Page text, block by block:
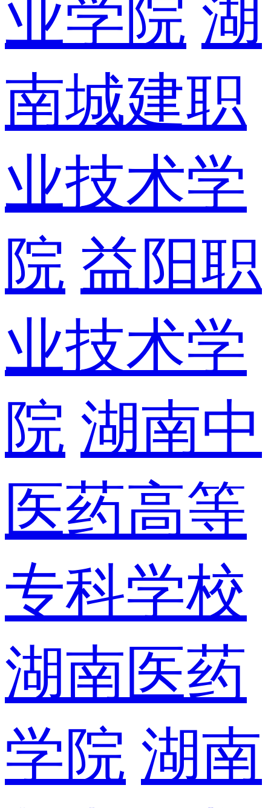
业学院 湖
南城建职
业技术学
院 益阳职
业技术学
院 湖南中
医药高等
专科学校
湖南医药
学院 湖南